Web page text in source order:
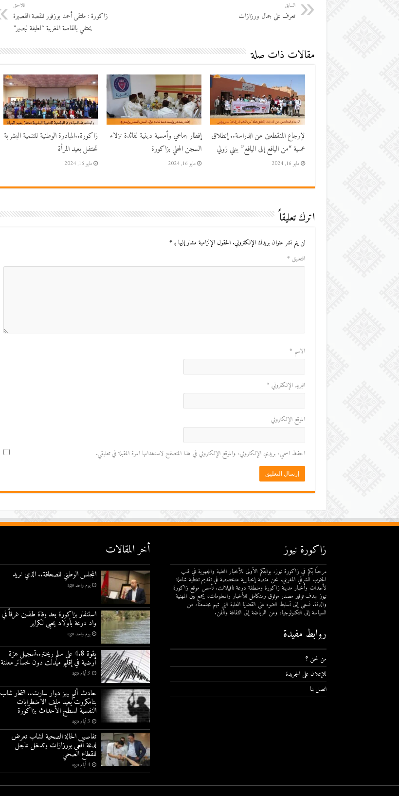
السابق
تعرف على جمال ورزازات
اللاحق
زاكورة : ملتقى أحمد بوزفور للقصة القصيرة
يحتفي بالقاصة المغربية “لطيفة لبصير”
مقالات ذات صلة
لإرجاع المنقطعين عن الدراسة.. إنطلاق
عملية “من اليافع إلى اليافع” ببني زولي
مايو 16, 2024
إفطار جماعي وأمسية دينية لفائدة نزلاء
السجن المحلي بزاكورة
مايو 16, 2024
زاكورة..المبادرة الوطنية للتنمية البشرية
تحتفل بعيد المرأة
مايو 16, 2024
اترك تعليقاً
لن يتم نشر عنوان بريدك الإلكتروني. الحقول الإلزامية مشار إليها بـ*
التعليق *
الاسم *
البريد الإلكتروني *
الموقع الإلكتروني
احفظ اسمي، بريدي الإلكتروني، والموقع الإلكتروني في هذا المتصفح لاستخدامها المرة المقبلة في تعليقي.
زاكورة نيوز
مرحبًا بكم في زاكورة نيوز، بوابتكم الأولى للأخبار المحلية والجهوية في قلب
الجنوب الشرقي المغربي. نحن منصة إخبارية متخصصة في تقديم تغطية شاملة
لأحداث وأخبار مدينة زاكورة ومنطقة درعة تافيلالت. تأسس موقع زاكورة
نيوز بهدف توفير مصدر موثوق ومتكامل للأخبار والمعلومات، يجمع بين المهنية
والدقة. نسعى إلى تسليط الضوء على القضايا المحلية التي تهم مجتمعنا، من
السياسة إلى التكنولوجيا، ومن الرياضة إلى الثقافة والفن.
روابط مفيدة
من نحن ؟
للإعلان على الجريدة
اتصل بنا
أخر المقالات
المجلس الوطني للصحافة.. الذي نريد
يوم واحد ago
استنفار بزاكورة بعد وفاة طفلين غرقاً في
واد درعة بأولاد يحيى لكراير
يوم واحد ago
بقوة 4.8 على سلم ريختر..تسجيل هزة
أرضية في إقليم ميدلت دون خسائر معلنة
3 أيام ago
حادث أليم يهز دوار سارت.. انتحار شاب
بتامكروت يعيد ملف الاضطرابات
النفسية لسطح الأحداث بزاكورة
3 أيام ago
تفاصيل الحالة الصحية لشاب تعرض
لدغة أفعى بورزازات وتدخل عاجل
للقطاع الصحي
4 أيام ago